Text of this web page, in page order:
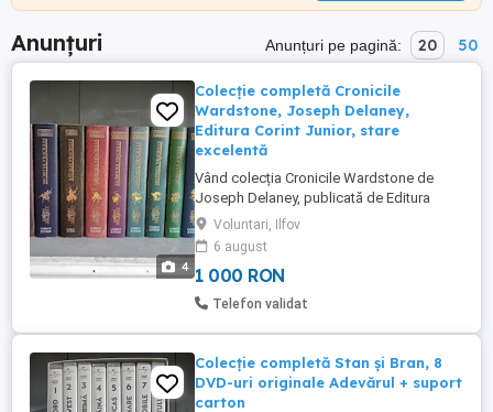
Anunțuri Anunțuri pe pagină: 20 50
4
Colecție completă Cronicile
Wardstone, Joseph Delaney,
Editura Corint Junior, stare
excelentă
Vând colecția Cronicile Wardstone de
Joseph Delaney, publicată de Editura
Corint Junior, una dintre cele mai apreciate
serii fantasy pentru adolescenți și iubitorii
genului. Colecția conține volumele traduse
în limba română, inclusiv titlurile mai greu
de găsit: Ucenicul Vraciului Blestemul
Voluntari, Ilfov
6 august
1 000 RON
Telefon validat
Colecție completă Stan și Bran, 8
DVD-uri originale Adevărul + suport
carton